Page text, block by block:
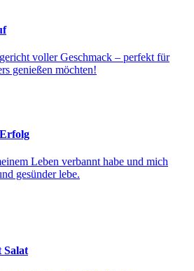
voller Geschmack – perfekt für
genießen möchten!
Leben verbannt habe und mich
gesünder lebe.
Salat